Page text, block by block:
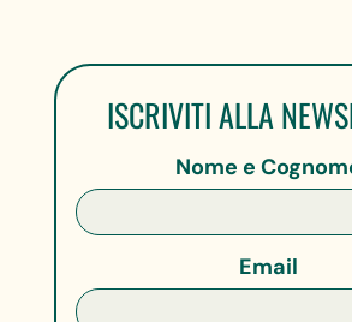
ISCRIVITI ALLA
Nome e
Email